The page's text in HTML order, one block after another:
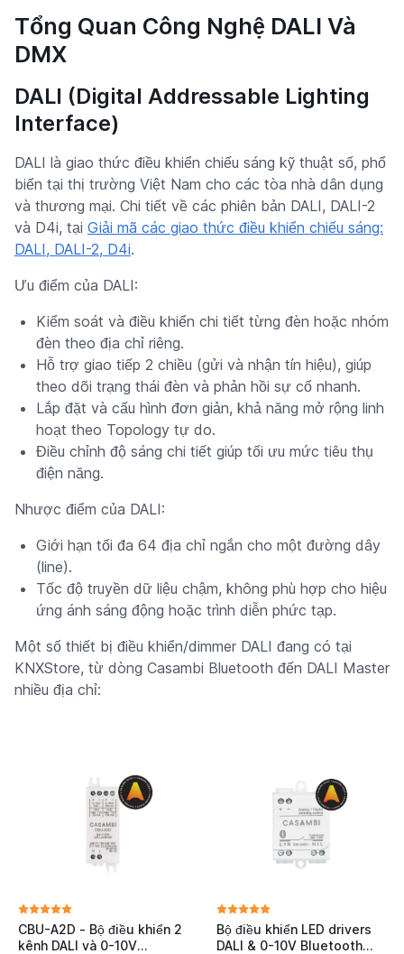
Tổng Quan Công Nghệ DALI Và
DMX
DALI (Digital Addressable Lighting
Interface)
DALI là giao thức điều khiển chiếu sáng kỹ thuật số, phổ
biến tại thị trường Việt Nam cho các tòa nhà dân dụng
và thương mại. Chi tiết về các phiên bản DALI, DALI-2
và D4i, tại Giải mã các giao thức điều khiển chiếu sáng:
DALI, DALI-2, D4i.
Ưu điểm của DALI:
Kiểm soát và điều khiển chi tiết từng đèn hoặc nhóm
đèn theo địa chỉ riêng.
Hỗ trợ giao tiếp 2 chiều (gửi và nhận tín hiệu), giúp
theo dõi trạng thái đèn và phản hồi sự cố nhanh.
Lắp đặt và cấu hình đơn giản, khả năng mở rộng linh
hoạt theo Topology tự do.
Điều chỉnh độ sáng chi tiết giúp tối ưu mức tiêu thụ
điện năng.
Nhược điểm của DALI:
Giới hạn tối đa 64 địa chỉ ngắn cho một đường dây
(line).
Tốc độ truyền dữ liệu chậm, không phù hợp cho hiệu
ứng ánh sáng động hoặc trình diễn phức tạp.
Một số thiết bị điều khiển/dimmer DALI đang có tại
KNXStore, từ dòng Casambi Bluetooth đến DALI Master
nhiều địa chỉ:
CBU-A2D - Bộ điều khiển 2
kênh DALI và 0-10V
Bộ điều khiển LED drivers
DALI & 0-10V Bluetooth